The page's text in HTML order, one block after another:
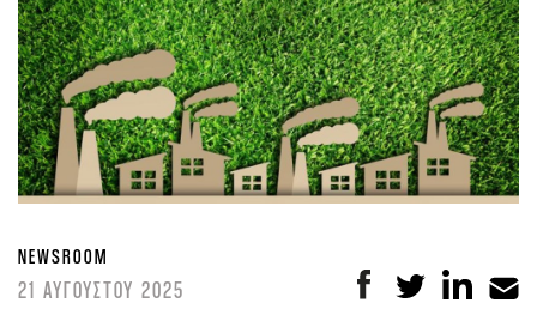
NEWSROOM
21 ΑΥΓΟΥΣΤΟΥ 2025